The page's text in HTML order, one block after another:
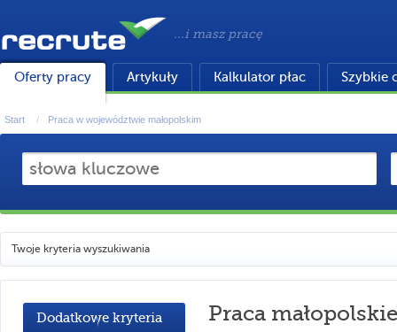
...i masz pracę
Oferty pracy Artykuły Kalkulator płac Szybkie
Start Praca w województwie małopolskim
Twoje kryteria wyszukiwania
Dodatkowe kryteria
Praca małopolskie